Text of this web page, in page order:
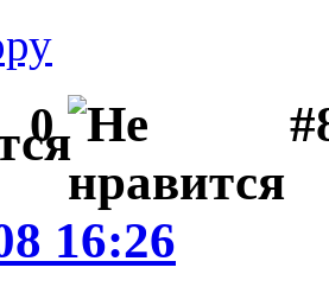
0
16:26